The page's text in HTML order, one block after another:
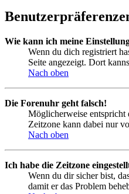
Wie kann ich meine
Wenn du dich registriert
Seite angezeigt. Dort
Nach oben
Die Forenuhr geht falsch!
Möglicherweise entspricht
Zeitzone kann dabei nur
Nach oben
Ich habe die Zeitzone
Wenn du dir sicher bist,
damit er das Problem